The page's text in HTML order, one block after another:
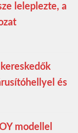
leleplezte, a
és
modellel